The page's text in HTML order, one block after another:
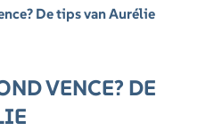
De tips van Aurélie
VENCE? DE